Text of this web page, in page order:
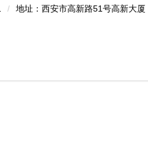
/
地址：西安市高新路51号高新大厦